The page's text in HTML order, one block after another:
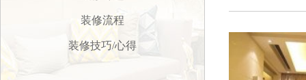
装修流程
装修技巧/心得